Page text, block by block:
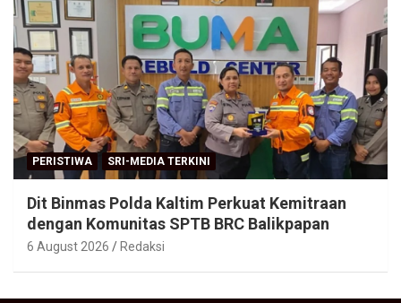
PERISTIWA SRI-MEDIA TERKINI
Dit Binmas Polda Kaltim Perkuat Kemitraan
dengan Komunitas SPTB BRC Balikpapan
6 August 2026 Redaksi